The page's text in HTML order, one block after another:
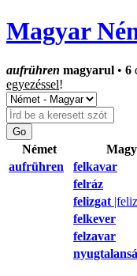
Magyar
aufrühren magyarul • 6
egyezéssel!
Német
aufrühren
felkavar
felráz
felizgat
felkever
felzavar